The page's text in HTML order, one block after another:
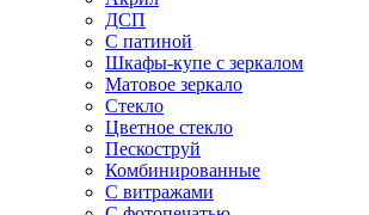
ДСП
С патиной
Шкафы-купе с зеркалом
Матовое зеркало
Стекло
Цветное стекло
Пескоструй
Комбинированные
С витражами